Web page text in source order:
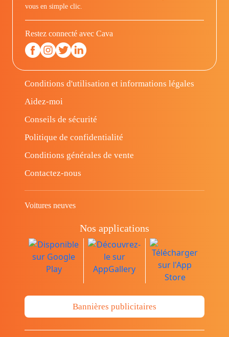
vous en simple clic.
Restez connecté avec Cava
Conditions d'utilisation et informations légales
Aidez-moi
Conseils de sécurité
Politique de confidentialité
Conditions générales de vente
Contactez-nous
Voitures neuves
Nos applications
Bannières publicitaires